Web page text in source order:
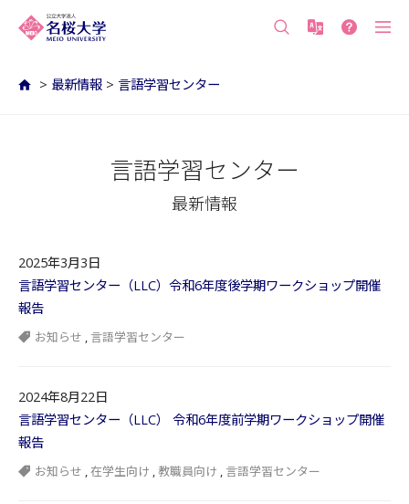
> 最新情報 > 言語学習センター
言語学習センター
最新情報
2025年3月3日
言語学習センター（LLC）令和6年度後学期ワークショップ開催
報告
お知らせ , 言語学習センター
2024年8月22日
言語学習センター（LLC） 令和6年度前学期ワークショップ開催
報告
お知らせ ,在学生向け , 教職員向け , 言語学習センター